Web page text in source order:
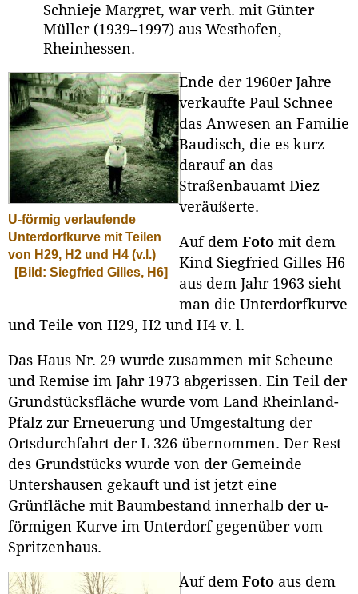
Schnieje Margret, war verh. mit Günter
Müller (1939–1997) aus Westhofen,
Rheinhessen.
U-förmig verlaufende
Unterdorfkurve mit Teilen
von H29, H2 und H4 (v.l.)
[Bild: Siegfried Gilles, H6]
Ende der 1960er Jahre
verkaufte Paul Schnee
das Anwesen an Familie
Baudisch, die es kurz
darauf an das
Straßenbauamt Diez
veräußerte.
Auf dem Foto mit dem
Kind Siegfried Gilles H6
aus dem Jahr 1963 sieht
man die Unterdorfkurve
und Teile von H29, H2 und H4 v. l.
Das Haus Nr. 29 wurde zusammen mit Scheune
und Remise im Jahr 1973 abgerissen. Ein Teil der
Grundstücksfläche wurde vom Land Rheinland-
Pfalz zur Erneuerung und Umgestaltung der
Ortsdurchfahrt der L 326 übernommen. Der Rest
des Grundstücks wurde von der Gemeinde
Untershausen gekauft und ist jetzt eine
Grünfläche mit Baumbestand innerhalb der u-
förmigen Kurve im Unterdorf gegenüber vom
Spritzenhaus.
Auf dem Foto aus dem